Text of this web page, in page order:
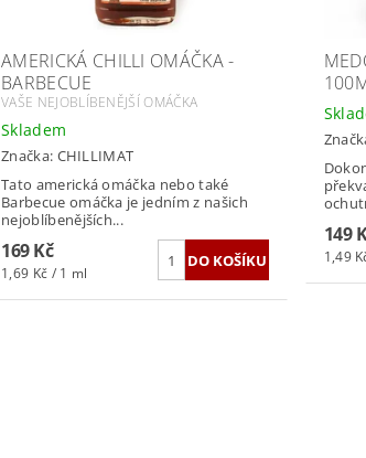
AMERICKÁ CHILLI OMÁČKA -
BARBECUE
VAŠE NEJOBLÍBENĚJŠÍ OMÁČKA
Skladem
Značka: CHILLIMAT
Tato americká omáčka nebo také
Barbecue omáčka je jedním z našich
nejoblíbenějších...
169 Kč
1,69 Kč / 1 ml
149
1,49